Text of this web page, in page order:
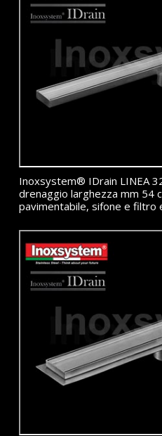
Inoxsystem® IDrain LINEA
drenaggio larghezza mm 54
pavimentabile, sifone e filtro